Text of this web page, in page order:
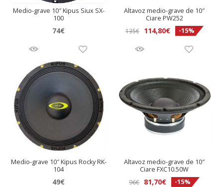
Medio-grave 10″ Kipus Siux SX-
100
74€
Altavoz medio-grave de 10″
Ciare PW252
135€
El
original
114,80€El
actual
-15%
Medio-grave 10″ Kipus Rocky RK-
104
49€
Altavoz medio-grave de 10″
Ciare FXC10.50W
96€ El
81,70€El
-15%